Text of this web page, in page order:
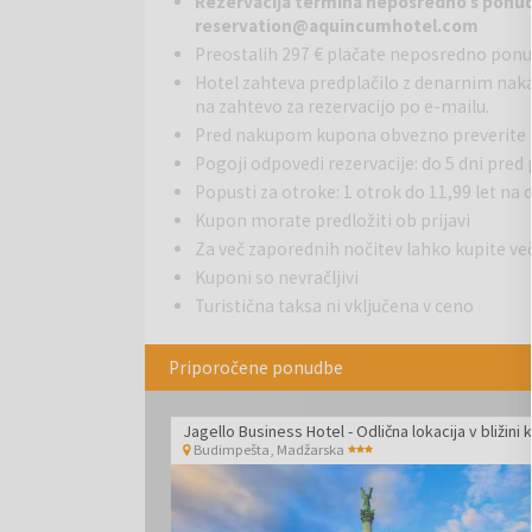
V Verdi Budapest Aquincum se nahaja dobra
je tudi bar.
Wellness center & Spa Aronia ponuja sprostitev
nudi objekte, kot so notranji bazen, dva termalna
Budimpešta je najbolj obiskano madžarsko
najlepših evropskih prestolnic. S svojim
živahnim nočnim življenjem že od nekdaj privablja
očarljive arhitekture ji včasih pravijo tudi kar
reservation@aquincumhotel.com
Preostalih 297 € plačate neposredno
Hotel zahteva predplačilo z denarnim
na zahtevo za rezervacijo po e-mailu.
Pred nakupom kupona obvezno
Pogoji odpovedi rezervacije: do 5 dni
Popusti za otroke: 1 otrok do 11,99 let na
Kupon morate predložiti ob prijavi
Za več zaporednih nočitev lahko kupite
Kuponi so nevračljivi
Turistična taksa ni vključena v ceno
Priporočene ponudbe
Budimpešta Madžarska